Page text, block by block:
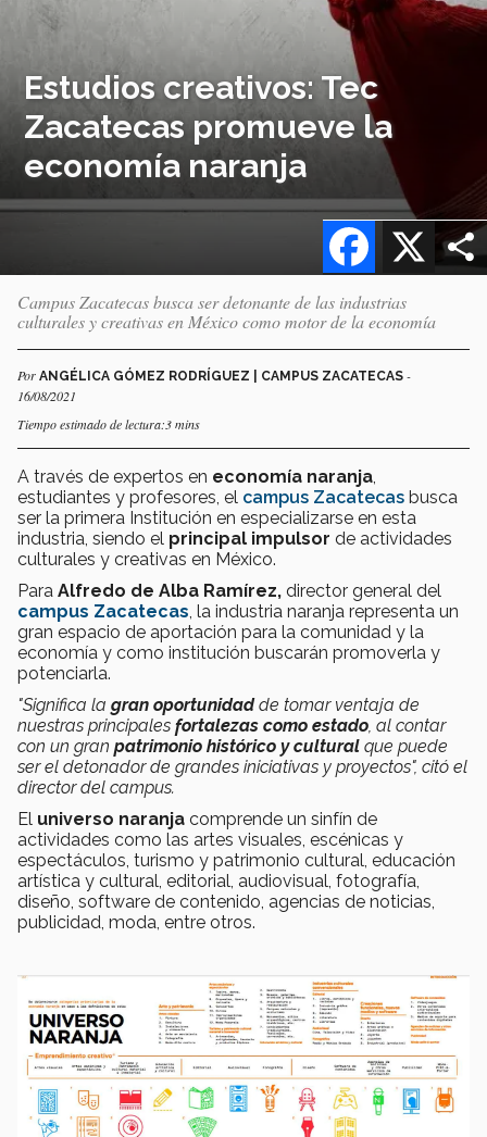
Estudios creativos: Tec
Zacatecas promueve la
economía naranja
X
Facebook
Campus Zacatecas busca ser detonante de las industrias
culturales y creativas en México como motor de la economía
Por ANGÉLICA GÓMEZ RODRÍGUEZ | CAMPUS ZACATECAS -
16/08/2021
Tiempo estimado de lectura:3 mins
A través de expertos en economía naranja
estudiantes y profesores, el campus Zacatecas busca
ser la primera Institución en especializarse en esta
industria, siendo el principal impulsor de actividades
culturales y creativas en México.
Para Alfredo de Alba Ramírez, director general del
campus Zacatecas , la industria naranja representa un
gran espacio de aportación para la comunidad y la
economía y como institución buscarán promoverla y
potenciarla.
"Significa la gran oportunidadde tomar ventaja de
nuestras principales fortalezas como estado , al contar
con un gran patrimonio histórico y cultural que puede
ser el detonador de grandes iniciativas y proyectos", citó el
director del campus.
El universo naranja comprende un sinfín de
actividades como las artes visuales, escénicas y
espectáculos, turismo y patrimonio cultural, educación
artística y cultural, editorial, audiovisual, fotografía,
diseño, software de contenido, agencias de noticias,
publicidad, moda, entre otros.